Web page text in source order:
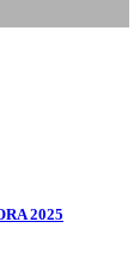
2025